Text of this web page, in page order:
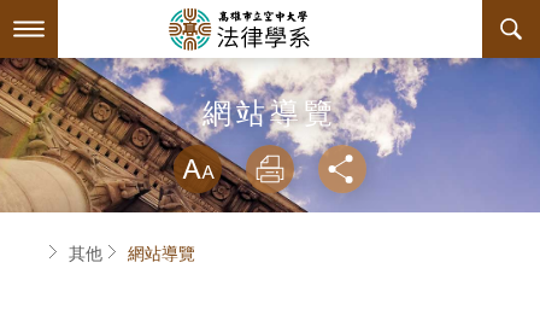
到
要
內
容
最新消息
系所簡介
系主任介紹
關於本系
師資陣容
課程規劃
網站導覽
放大
列印
首頁其他 網站導覽